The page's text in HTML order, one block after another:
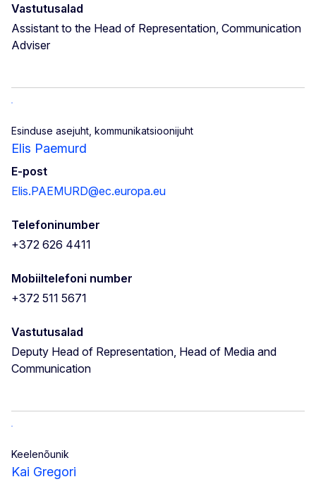
Vastutusalad
Assistant to the Head of Representation, Communication
Adviser
Esinduse asejuht, kommunikatsioonijuht
Elis Paemurd
E-post
Elis.PAEMURD@ec.europa.eu
Telefoninumber
+372 626 4411
Mobiiltelefoni number
+372 511 5671
Vastutusalad
Deputy Head of Representation, Head of Media and
Communication
Keelenõunik
Kai Gregori